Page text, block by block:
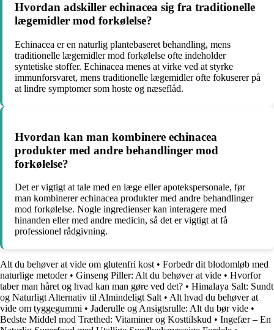
Hvordan adskiller echinacea sig fra traditionelle
lægemidler mod forkølelse?
Echinacea er en naturlig plantebaseret behandling, mens
traditionelle lægemidler mod forkølelse ofte indeholder
syntetiske stoffer. Echinacea menes at virke ved at styrke
immunforsvaret, mens traditionelle lægemidler ofte fokuserer på
at lindre symptomer som hoste og næseflåd.
Hvordan kan man kombinere echinacea
produkter med andre behandlinger mod
forkølelse?
Det er vigtigt at tale med en læge eller apotekspersonale, før
man kombinerer echinacea produkter med andre behandlinger
mod forkølelse. Nogle ingredienser kan interagere med
hinanden eller med andre medicin, så det er vigtigt at få
professionel rådgivning.
Alt du behøver at vide om glutenfri kost• Forbedr dit blodomløb med
naturlige metoder• Ginseng Piller: Alt du behøver at vide • Hvorfor
taber man håret og hvad kan man gøre ved det? • Himalaya Salt: Sundt
og Naturligt Alternativ til Almindeligt Salt• Alt hvad du behøver at
vide om tyggegummi • Jaderulle og Ansigtsrulle: Alt du bør vide •
Bedste Middel mod Træthed: Vitaminer og Kosttilskud • Ingefær – En